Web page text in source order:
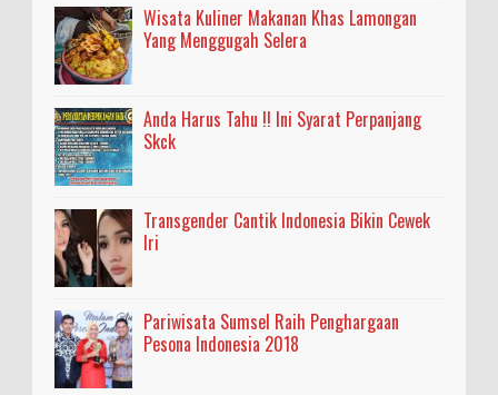
Wisata Kuliner Makanan Khas Lamongan
Yang Menggugah Selera
Anda Harus Tahu !! Ini Syarat Perpanjang
Skck
Transgender Cantik Indonesia Bikin Cewek
Iri
Pariwisata Sumsel Raih Penghargaan
Pesona Indonesia 2018